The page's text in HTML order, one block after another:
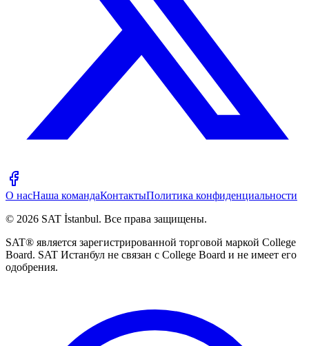
О насНаша командаКонтактыПолитика конфиденциальности
© 2026 SAT İstanbul. Все права защищены.
SAT® является зарегистрированной торговой маркой College
Board. SAT Истанбул не связан с College Board и не имеет его
одобрения.